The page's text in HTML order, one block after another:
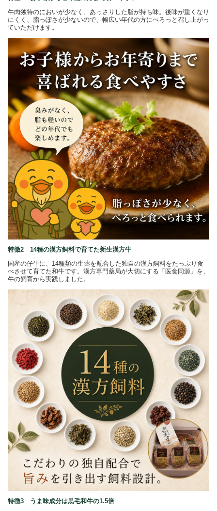
牛肉独特のにおいが少なく、あっさりした脂が持ち味。後味が重くなり
にくく、脂っぽさが少ないので、幅広い年代の方にぺろっと召し上がっ
ていただけます。
特徴2 14種の漢方飼料で育てた新生漢方牛
国産の仔牛に、14種類の生薬を配合した独自の漢方飼料をたっぷり食
べさせて育てた和牛です。漢方専門薬局が大切にする「医食同源」を、
牛の飼育から実践しました。
特徴3 うま味成分は黒毛和牛の1.5倍